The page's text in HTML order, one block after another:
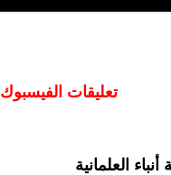
تعليقات الفيسبوك
العلمانية